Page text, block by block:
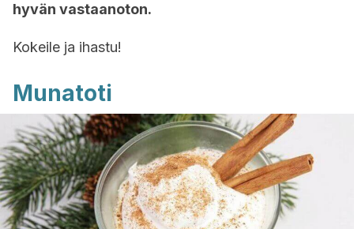
hyvän vastaanoton.
Kokeile ja ihastu!
Munatoti